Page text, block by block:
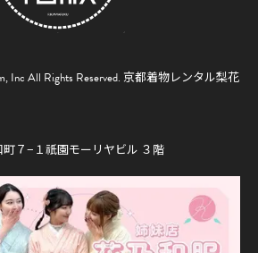
Inc All Rights Reserved. 京都着物レンタル梨花
７−１祇園モーリヤビル ３階